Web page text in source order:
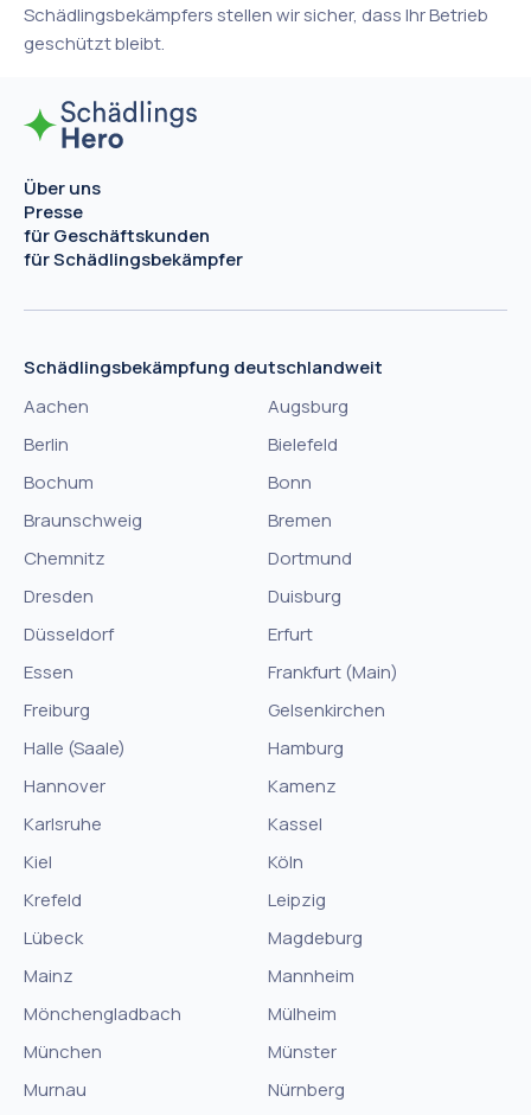
Schädlingsbekämpfers stellen wir sicher, dass Ihr Betrieb
geschützt bleibt.
Über uns
Presse
für Geschäftskunden
für Schädlingsbekämpfer
Schädlingsbekämpfung deutschlandweit
Aachen
Augsburg
Berlin
Bielefeld
Bochum
Bonn
Braunschweig
Bremen
Chemnitz
Dortmund
Dresden
Duisburg
Düsseldorf
Erfurt
Essen
Frankfurt (Main)
Freiburg
Gelsenkirchen
Halle (Saale)
Hamburg
Hannover
Kamenz
Karlsruhe
Kassel
Kiel
Köln
Krefeld
Leipzig
Lübeck
Magdeburg
Mainz
Mannheim
Mönchengladbach
Mülheim
München
Münster
Murnau
Nürnberg